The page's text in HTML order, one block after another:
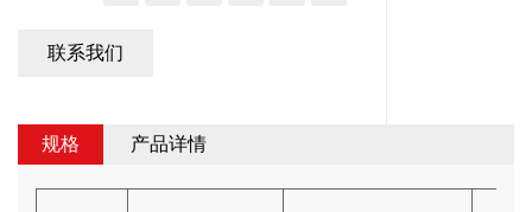
联系我们
规格 产品详情